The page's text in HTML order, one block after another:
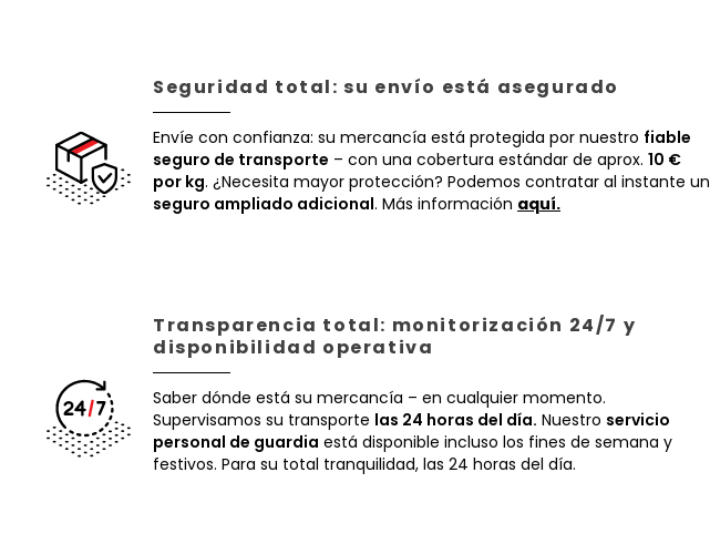
Seguridad total: su envío está asegurado
Envíe con confianza: su mercancía está protegida por nuestro fiable
seguro de transporte – con una cobertura estándar de aprox. 10 €
por kg. ¿Necesita mayor protección? Podemos contratar al instante un
seguro ampliado adicional. Más información aquí.
Transparencia total: monitorización 24/7 y
disponibilidad operativa
Saber dónde está su mercancía – en cualquier momento.
Supervisamos su transporte las 24 horas del día. Nuestro servicio
personal de guardia está disponible incluso los fines de semana y
festivos. Para su total tranquilidad, las 24 horas del día.